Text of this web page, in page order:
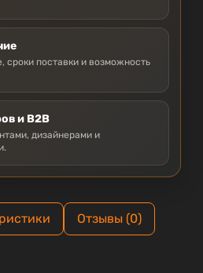
сроки поставки и возможность
и B2B
дизайнерами и
Отзывы (0)